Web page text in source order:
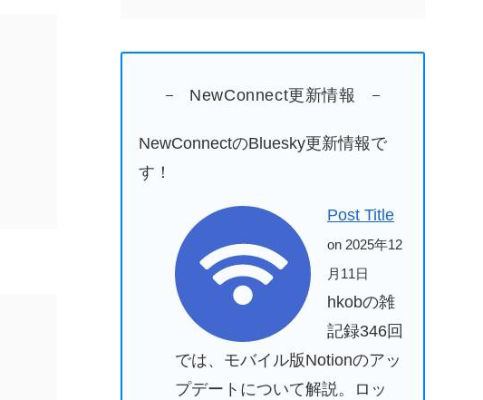
NewConnect更新情報
NewConnectのBluesky更新情報で
す！
Post Title
on 2025年12
月11日
hkobの雑
記録346回
では、モバイル版Notionのアッ
プデートについて解説。ロッ